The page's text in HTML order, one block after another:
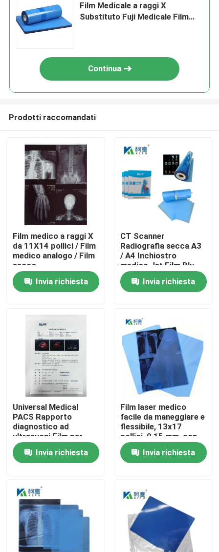
Casa
Chi siamo
Fatory Tour
Controllo di qualità
Contattaci
notizie
Tutti i casi
X medica Ray Film
Getto di inchiostro X Ray Film
Film Medicale a raggi X
Substituto Fuji Medicale Film
Continua
Prodotti raccomandati
Film medico a raggi X
da 11X14 pollici / Film
medico analogo / Film
secco
Invia richiesta
CT Scanner
Radiografia secca A3
/ A4 Inchiostro
medico Jet Film Blu
Film PET a raggi X
Invia richiesta
Universal Medical
PACS Rapporto
diagnostico ad
ultrasuoni Film per
apparecchiature
medicheInvia richiesta
Film laser medico
facile da maneggiare e
flessibile, 13x17
pollici, 0,15 mm, con
una superficie liscia e
resistente alla
piegatura
Invia richiesta